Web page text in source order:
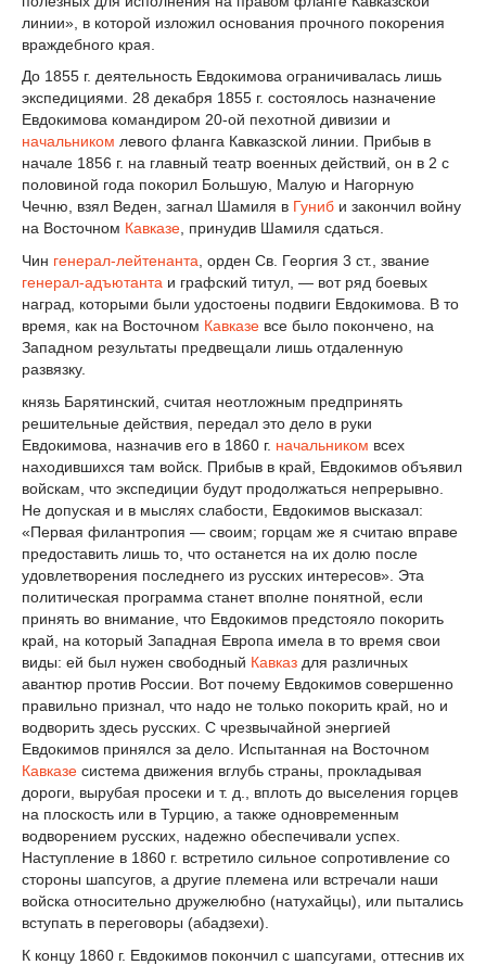
линии», в которой изложил основания прочного покорения
враждебного края.
До 1855 г. деятельность Евдокимова ограничивалась лишь
экспедициями. 28 декабря 1855 г. состоялось назначение
Евдокимова командиром 20-ой пехотной дивизии и
начальником левого фланга Кавказской линии. Прибыв в
начале 1856 г. на главный театр военных действий, он в 2 с
половиной года покорил Большую, Малую и Нагорную
Чечню, взял Веден, загнал Шамиля в Гуниб и закончил войну
на Восточном Кавказе, принудив Шамиля сдаться.
Чин генерал-лейтенанта , орден Св. Георгия 3 ст., звание
генерал-адъютанта и графский титул, — вот ряд боевых
наград, которыми были удостоены подвиги Евдокимова. В то
время, как на Восточном Кавказе все было покончено, на
Западном результаты предвещали лишь отдаленную
развязку.
князь Барятинский, считая неотложным предпринять
решительные действия, передал это дело в руки
Евдокимова, назначив его в 1860 г. начальником всех
находившихся там войск. Прибыв в край, Евдокимов объявил
войскам, что экспедиции будут продолжаться непрерывно.
Не допуская и в мыслях слабости, Евдокимов высказал:
«Первая филантропия — своим; горцам же я считаю вправе
предоставить лишь то, что останется на их долю после
удовлетворения последнего из русских интересов». Эта
политическая программа станет вполне понятной, если
принять во внимание, что Евдокимов предстояло покорить
край, на который Западная Европа имела в то время свои
виды: ей был нужен свободный Кавказ для различных
авантюр против России. Вот почему Евдокимов совершенно
правильно признал, что надо не только покорить край, но и
водворить здесь русских. С чрезвычайной энергией
Евдокимов принялся за дело. Испытанная на Восточном
Кавказе система движения вглубь страны, прокладывая
дороги, вырубая просеки и т. д., вплоть до выселения горцев
на плоскость или в Турцию, а также одновременным
водворением русских, надежно обеспечивали успех.
Наступление в 1860 г. встретило сильное сопротивление со
стороны шапсугов, а другие племена или встречали наши
войска относительно дружелюбно (натухайцы), или пытались
вступать в переговоры (абадзехи).
К концу 1860 г. Евдокимов покончил с шапсугами, оттеснив их